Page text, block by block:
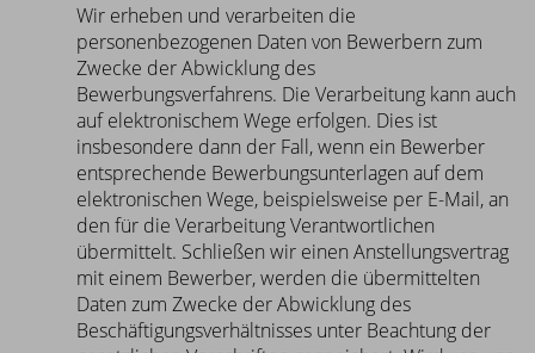
Wir erheben und verarbeiten die
personenbezogenen Daten von Bewerbern zum
Zwecke der Abwicklung des
Bewerbungsverfahrens. Die Verarbeitung kann auch
auf elektronischem Wege erfolgen. Dies ist
insbesondere dann der Fall, wenn ein Bewerber
entsprechende Bewerbungsunterlagen auf dem
elektronischen Wege, beispielsweise per E-Mail, an
den für die Verarbeitung Verantwortlichen
übermittelt. Schließen wir einen Anstellungsvertrag
mit einem Bewerber, werden die übermittelten
Daten zum Zwecke der Abwicklung des
Beschäftigungsverhältnisses unter Beachtung der